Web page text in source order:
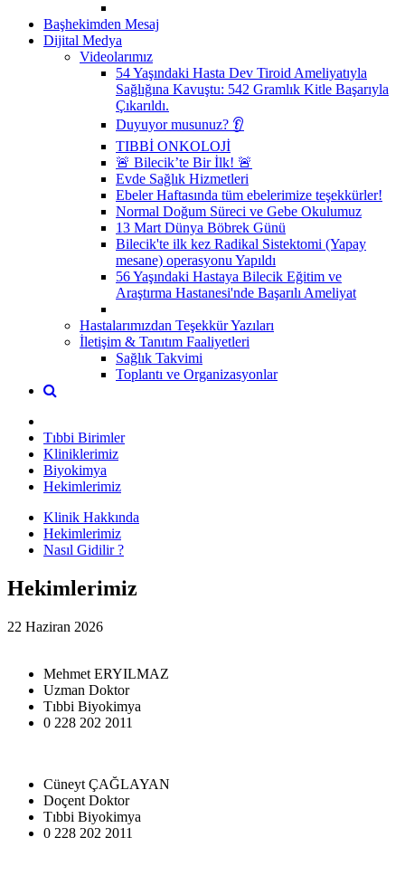
Başhekimden Mesaj
Dijital Medya
Videolarımız
54 Yaşındaki Hasta Dev Tiroid Ameliyatıyla
Sağlığına Kavuştu: 542 Gramlık Kitle Başarıyla
Çıkarıldı.
Duyuyor musunuz? 👂
TIBBİ ONKOLOJİ
🚨 Bilecik’te Bir İlk! 🚨
Evde Sağlık Hizmetleri
Ebeler Haftasında tüm ebelerimize teşekkürler!
Normal Doğum Süreci ve Gebe Okulumuz
13 Mart Dünya Böbrek Günü
Bilecik'te ilk kez Radikal Sistektomi (Yapay
mesane) operasyonu Yapıldı
56 Yaşındaki Hastaya Bilecik Eğitim ve
Araştırma Hastanesi'nde Başarılı Ameliyat
Hastalarımızdan Teşekkür Yazıları
İletişim & Tanıtım Faaliyetleri
Sağlık Takvimi
Toplantı ve Organizasyonlar
Tıbbi Birimler
Kliniklerimiz
Biyokimya
Hekimlerimiz
Klinik Hakkında
Hekimlerimiz
Nasıl Gidilir ?
Hekimlerimiz
22 Haziran 2026
Mehmet ERYILMAZ
Uzman Doktor
Tıbbi Biyokimya
0 228 202 2011
Cüneyt ÇAĞLAYAN
Doçent Doktor
Tıbbi Biyokimya
0 228 202 2011